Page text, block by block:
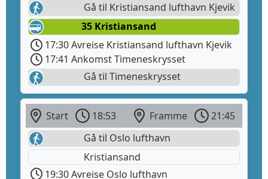
Gå til Kristiansand lufthavn Kjevik
35 Kristiansand
17:30 Avreise Kristiansand lufthavn Kjevik
17:41 Ankomst Timeneskrysset
Gå til Timeneskrysset
Start 18:53 Framme
21:45
Gå til Oslo lufthavn
Kristiansand
19:30 Avreise Oslo lufthavn